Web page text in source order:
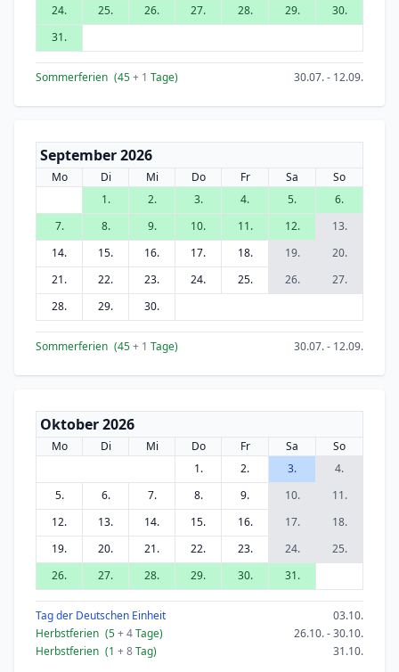
24.
25. 26. 27. 28. 29.
30.
31.
Sommerferien (45+ 1 Tage) 30.07. - 12.09.
September 2026
Mo Di Mi Do Fr Sa
So
1.
2. 3. 4. 5.
6.
7.
8. 9. 10. 11. 12.
13.
14.
15. 16. 17. 18. 19.
20.
21.
22. 23. 24. 25. 26.
27.
28.
29. 30.
Sommerferien (45+ 1 Tage) 30.07. - 12.09.
Oktober 2026
Mo Di Mi Do Fr Sa
So
1.
2. 3.
4.
5.
6. 7. 8. 9. 10.
11.
12.
13. 14. 15. 16. 17.
18.
19.
20. 21. 22. 23. 24.
25.
26.
27. 28. 29. 30. 31.
Tag der Deutschen Einheit
03.10.
Herbstferien (5+ 4Tage)
26.10. - 30.10.
Herbstferien (1 + 8Tag) 31.10.